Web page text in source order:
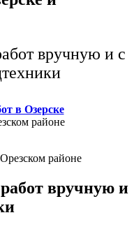
вручную и с
в Озерске
районе
вручную и